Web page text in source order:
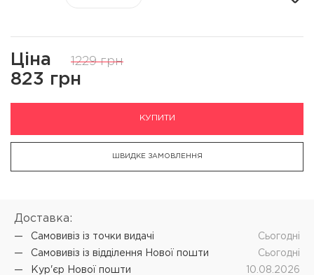
Ціна 1229 грн
823 грн
КУПИТИ
ШВИДКЕ ЗАМОВЛЕННЯ
Доставка:
Самовивіз iз точки видачі
Cьогодні
Самовивіз iз відділення Нової пошти
Cьогодні
Кур'єр Нової пошти
10.08.2026